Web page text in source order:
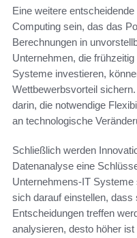
Eine weitere
Computing sein, das das
Berechnungen in
Unternehmen, die
Systeme investieren,
Wettbewerbsvorteil
darin, die notwendige
an technologische
Schließlich werden
Datenanalyse eine
Unternehmens-IT
sich darauf einstellen,
Entscheidungen treffen
analysieren, desto höher